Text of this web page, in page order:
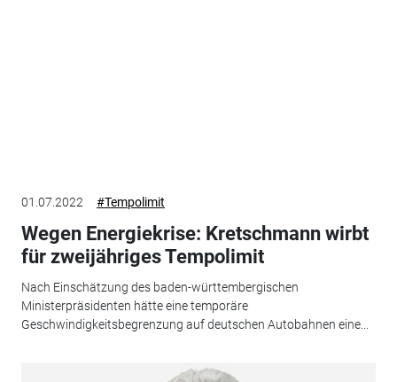
01.07.2022 #Tempolimit
Wegen Energiekrise: Kretschmann wirbt
für zweijähriges Tempolimit
Nach Einschätzung des baden-württembergischen
Ministerpräsidenten hätte eine temporäre
Geschwindigkeitsbegrenzung auf deutschen Autobahnen eine...